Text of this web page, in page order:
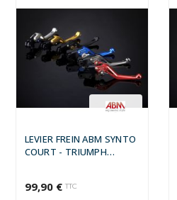
LEVIER FREIN ABM SYNTO
COURT - TRIUMPH
99,90 € TTC